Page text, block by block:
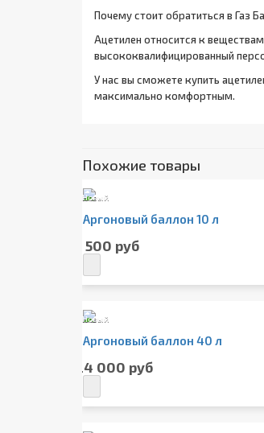
Почему стоит обратиться в Газ
Ацетилен относится к
высококвалифицированный
У нас вы сможете купить
максимально комфортным.
Похожие товары
Новый
Аргоновый баллон 10 л
5 500 руб
Новый
Аргоновый баллон 40 л
24 000 руб